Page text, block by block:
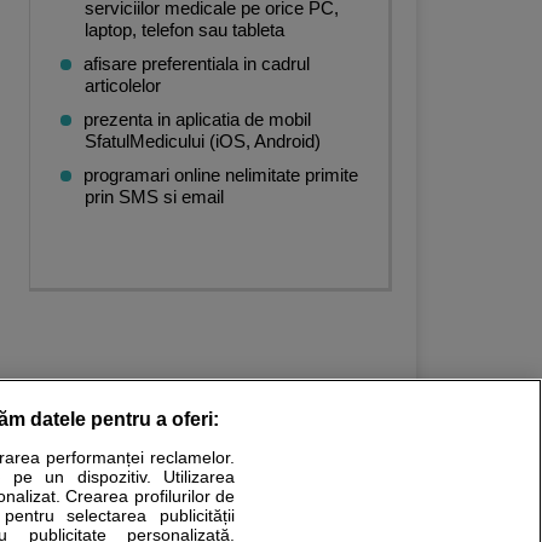
serviciilor medicale pe orice PC,
laptop, telefon sau tableta
afisare preferentiala in cadrul
articolelor
prezenta in aplicatia de mobil
SfatulMedicului (iOS, Android)
programari online nelimitate primite
prin SMS si email
Stiri medicale
Ele nu pot substitui consultul medical direct si
fie medicul Dvs., fie unul dintre medicii pe care
datele pentru a oferi:
performanței reclamelor.
pe un dispozitiv. Utilizarea
Crearea profilurilor de
selectarea publicității
publicitate personalizată.